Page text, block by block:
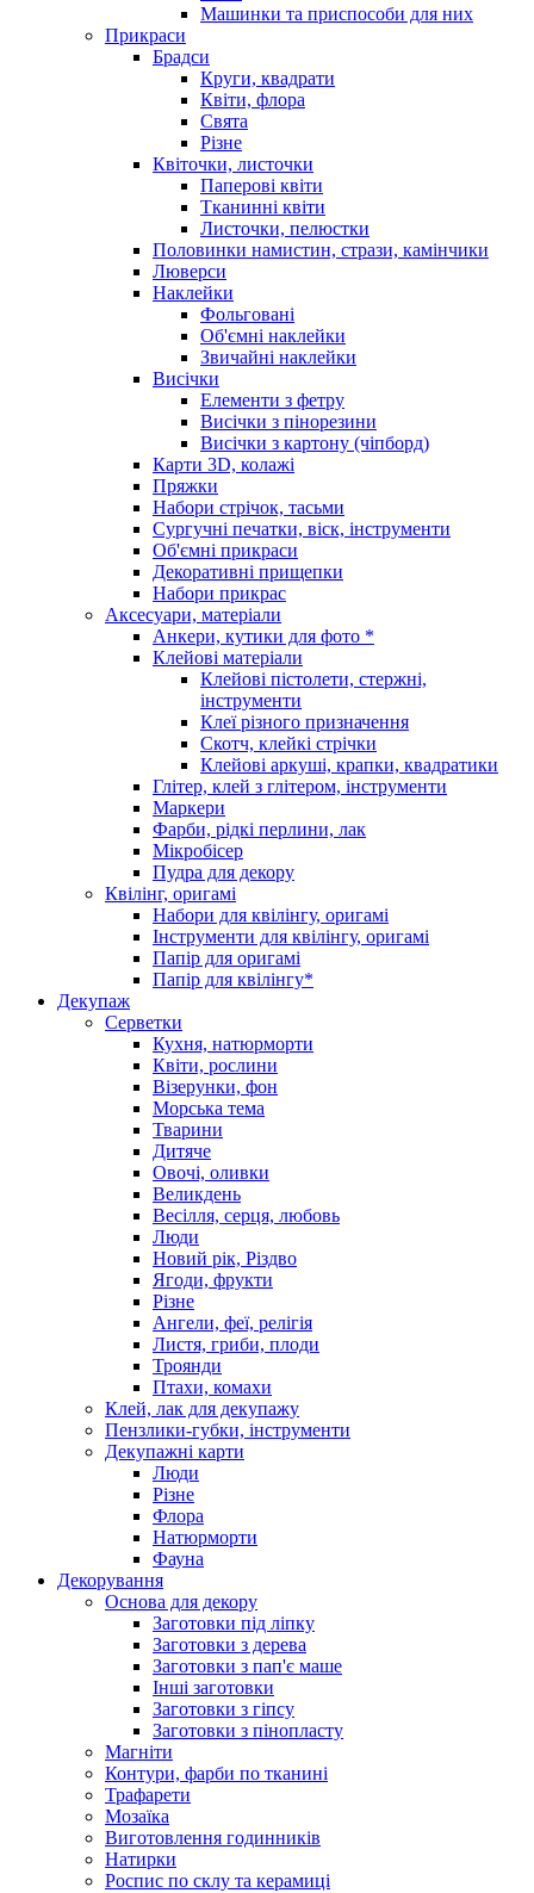
Машинки та приспособи для них
Прикраси
Брадси
Круги, квадрати
Квіти, флора
Свята
Різне
Квіточки, листочки
Паперові квіти
Тканинні квіти
Листочки, пелюстки
Половинки намистин, стрази, камінчики
Люверси
Наклейки
Фольговані
Об'ємні наклейки
Звичайні наклейки
Висічки
Елементи з фетру
Висічки з пінорезини
Висічки з картону (чіпборд)
Карти 3D, колажі
Пряжки
Набори стрічок, тасьми
Сургучні печатки, віск, інструменти
Об'ємні прикраси
Декоративні прищепки
Набори прикрас
Аксесуари, матеріали
Анкери, кутики для фото *
Клейові матеріали
Клейові пістолети, стержні,
інструменти
Клеї різного призначення
Скотч, клейкі стрічки
Клейові аркуші, крапки, квадратики
Глітер, клей з глітером, інструменти
Маркери
Фарби, рідкі перлини, лак
Мікробісер
Пудра для декору
Квілінг, оригамі
Набори для квілінгу, оригамі
Інструменти для квілінгу, оригамі
Папір для оригамі
Папір для квілінгу*
Декупаж
Серветки
Кухня, натюрморти
Квіти, рослини
Візерунки, фон
Морська тема
Тварини
Дитяче
Овочі, оливки
Великдень
Весілля, серця, любовь
Люди
Новий рік, Різдво
Ягоди, фрукти
Різне
Ангели, феї, релігія
Листя, гриби, плоди
Троянди
Птахи, комахи
Клей, лак для декупажу
Пензлики-губки, інструменти
Декупажні карти
Люди
Різне
Флора
Натюрморти
Фауна
Декорування
Основа для декору
Заготовки під ліпку
Заготовки з дерева
Заготовки з пап'є маше
Інші заготовки
Заготовки з гіпсу
Заготовки з пінопласту
Магніти
Контури, фарби по тканині
Трафарети
Мозаїка
Виготовлення годинників
Натирки
Роспис по склу та керамиці